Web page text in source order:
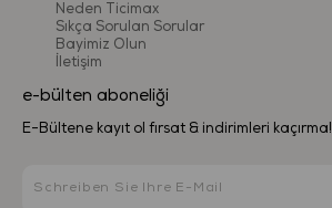
Neden Ticimax
Sıkça Sorulan Sorular
Bayimiz Olun
İletişim
e-bülten aboneliği
E-Bültene kayıt ol fırsat & indirimleri kaçırma!